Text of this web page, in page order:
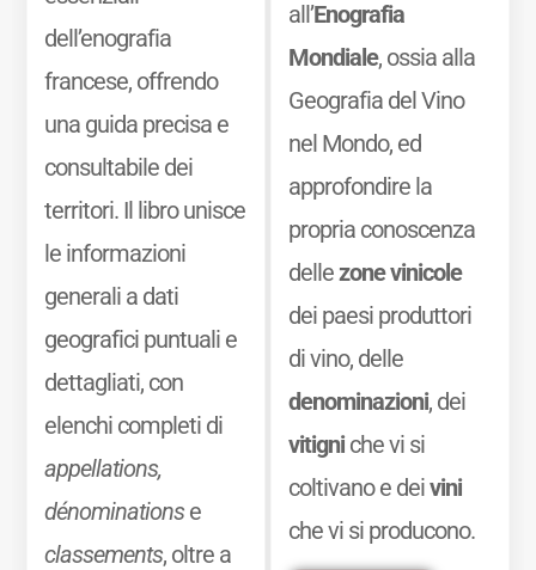
dell’enografia
francese, offrendo
una guida precisa e
consultabile dei
territori. Il libro unisce
le informazioni
generali a dati
geografici puntuali e
dettagliati, con
elenchi completi di
appellations,
dénominationse
classements, oltre a
all’Enografia
Mondiale, ossia alla
Geografia del Vino
nel Mondo, ed
approfondire la
propria conoscenza
dellezone vinicole
dei paesi produttori
di vino, delle
denominazioni, dei
vitigniche vi si
coltivano e deivini
che vi si producono.